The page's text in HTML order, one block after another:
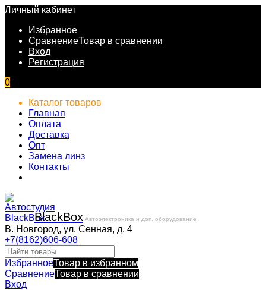
Личный кабинет
Избранное
СравнениеТовар в сравнении
Вход
Регистрация
0
Каталог товаров
Главная
Оплата
Доставка
Опт
Замена линз
Контакты
BlackBox Автоэлектроника и доп. оборудование
В. Новгород, ул. Сенная, д. 4
+7(8162)606-608
ИзбранноеТовар в избранном
СравнениеТовар в сравнении
Вход